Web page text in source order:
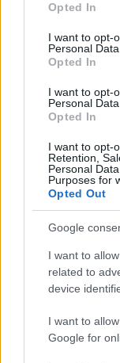
use your data for
consent section.
Opted In
I want to opt-
Personal Data.
Opted In
I want to opt-
Personal
Opted In
I want to opt-
Retention,
Personal
Purposes for
Opted Out
Google
I want to
related to
device
I want to
Google for